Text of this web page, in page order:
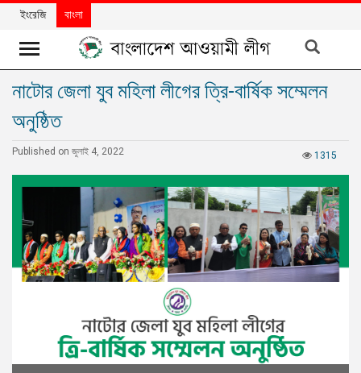
খবর
দলের
বিশেষ
নিবন্ধ
বিশেষ
প্রতিবেদন
মতামত
ইংরেজি বাংলা
নাটোর জেলা যুব মহিলা লীগের ত্রি-বার্ষিক সম্মেলন
অনুষ্ঠিত
1315
Published on জুলাই 4, 2022